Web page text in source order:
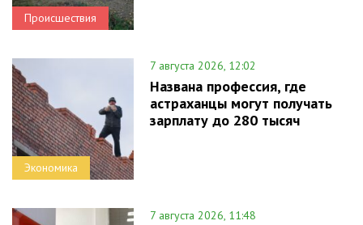
Происшествия
Экономика
7 августа 2026, 12:02
Названа профессия, где
астраханцы могут получать
зарплату до 280 тысяч
7 августа 2026, 11:48